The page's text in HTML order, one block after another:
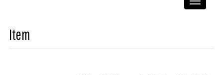
Toggle
Item